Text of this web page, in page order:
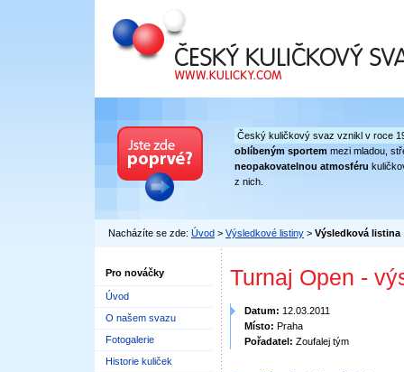
Český kuličkový svaz
Český kuličkový svaz vznikl v roce
oblíbeným sportem mezi mladou,
neopakovatelnou atmosféru
z nich.
Nacházíte se zde: Úvod > Výsledkové listiny > Výsledková listina
Pro nováčky
Úvod
O našem svazu
Fotogalerie
Historie kuliček
Turnaj Open -
Datum: 12.03.2011
Místo: Praha
Pořadatel: Zoufalej tým